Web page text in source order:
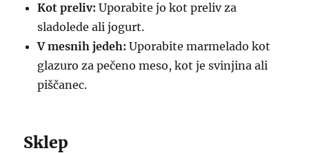
Kot preliv: Uporabite jo kot preliv za
sladolede ali jogurt.
V mesnih jedeh: Uporabite marmelado kot
glazuro za pečeno meso, kot je svinjina ali
piščanec.
Sklep